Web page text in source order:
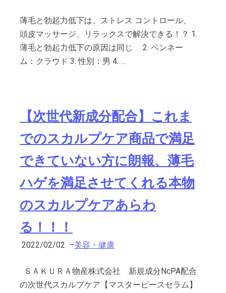
薄毛と勃起力低下は、ストレス コントロール、
頭皮マッサージ、リラックスで解決できる！？ 1.
薄毛と勃起力低下の原因は同じ 2. ペンネー
ム：クラウド 3. 性別：男 4. …
【次世代新成分配合】これま
でのスカルプケア商品で満足
できていない方に朗報、薄毛
ハゲを満足させてくれる本物
のスカルプケアあらわ
る！！！
2022/02/02 –美容・健康
ＳＡＫＵＲＡ物産株式会社 新規成分NcPA配合
の次世代スカルプケア【マスターピースセラム】